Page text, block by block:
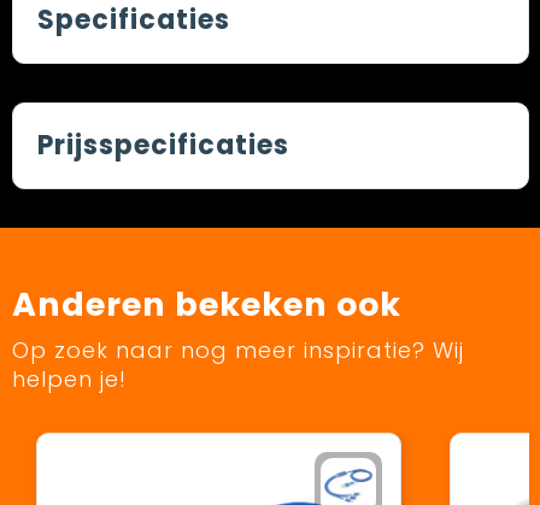
Specificaties
Prijsspecificaties
Anderen bekeken ook
Op zoek naar nog meer inspiratie? Wij
helpen je!